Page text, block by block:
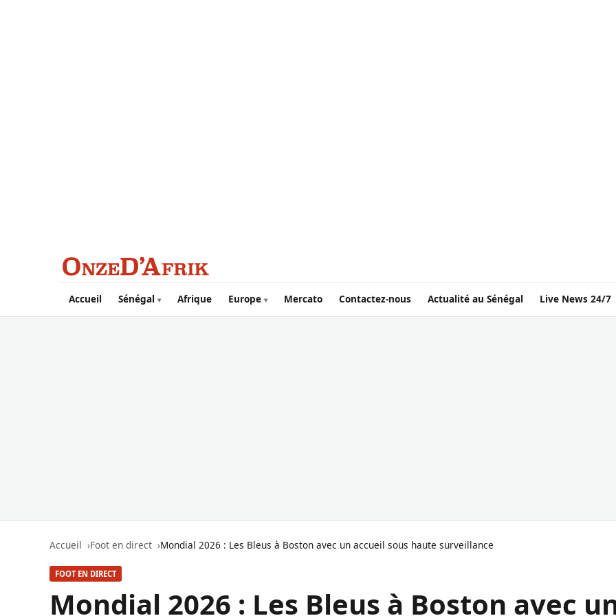
Aller au contenu principal
Accueil Sénégal Afrique Europe Mercato Contactez-nous Actualité au Sénégal Live News 24/7
Accueil Foot en direct Mondial 2026 : Les Bleus à Boston avec un accueil sous haute surveillance
FOOT EN DIRECT
Mondial 2026 : Les Bleus à Boston avec